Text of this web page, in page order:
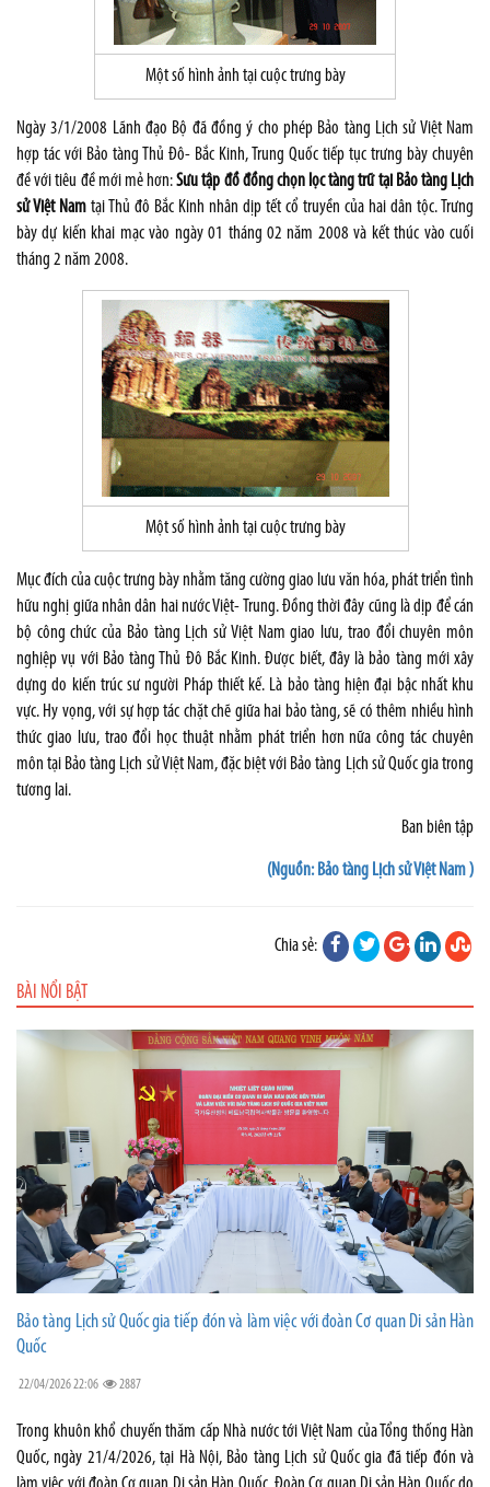
Một số hình ảnh tại cuộc trưng bày
Ngày 3/1/2008 Lãnh đạo Bộ đã đồng ý cho phép Bảo tàng Lịch sử Việt Nam
hợp tác với Bảo tàng Thủ Đô- Bắc Kinh, Trung Quốc tiếp tục trưng bày chuyên
đề với tiêu đề mới mẻ hơn:Sưu tập đồ đồng chọn lọc tàng trữ tại Bảo tàng Lịch
sử Việt Nam tại Thủ đô Bắc Kinh nhân dịp tết cổ truyền của hai dân tộc. Trưng
bày dự kiến khai mạc vào ngày 01 tháng 02 năm 2008 và kết thúc vào cuối
tháng 2 năm 2008.
Một số hình ảnh tại cuộc trưng bày
Mục đích của cuộc trưng bày nhằm tăng cường giao lưu văn hóa, phát triển tình
hữu nghị giữa nhân dân hai nước Việt- Trung. Đồng thời đây cũng là dịp để cán
bộ công chức của Bảo tàng Lịch sử Việt Nam giao lưu, trao đổi chuyên môn
nghiệp vụ với Bảo tàng Thủ Đô Bắc Kinh. Được biết, đây là bảo tàng mới xây
dựng do kiến trúc sư người Pháp thiết kế. Là bảo tàng hiện đại bậc nhất khu
vực. Hy vọng, với sự hợp tác chặt chẽ giữa hai bảo tàng, sẽ có thêm nhiều hình
thức giao lưu, trao đổi học thuật nhằm phát triển hơn nữa công tác chuyên
môn tại Bảo tàng Lịch sử Việt Nam, đặc biệt với Bảo tàng Lịch sử Quốc gia trong
tương lai.
Ban biên tập
(Nguồn: Bảo tàng Lịch sử Việt Nam )
Chia sẻ:
BÀI NỔI BẬT
Bảo tàng Lịch sử Quốc gia tiếp đón và làm việc với đoàn Cơ quan Di sản Hàn
Quốc
22/04/2026 22:06 2887
Trong khuôn khổ chuyến thăm cấp Nhà nước tới Việt Nam của Tổng thống Hàn
Quốc, ngày 21/4/2026, tại Hà Nội, Bảo tàng Lịch sử Quốc gia đã tiếp đón và